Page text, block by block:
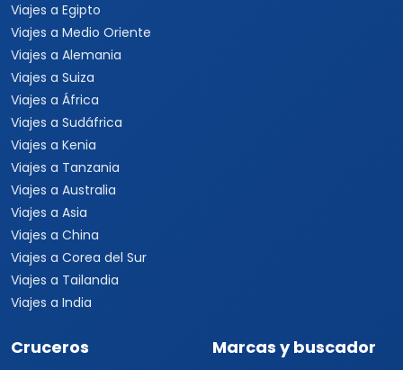
Viajes a Egipto
Viajes a Medio Oriente
Viajes a Alemania
Viajes a Suiza
Viajes a África
Viajes a Sudáfrica
Viajes a Kenia
Viajes a Tanzania
Viajes a Australia
Viajes a Asia
Viajes a China
Viajes a Corea del Sur
Viajes a Tailandia
Viajes a India
Cruceros Marcas y buscador